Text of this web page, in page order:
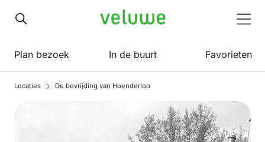
Veluwe
Plan bezoek In de buurt Favorieten
Locaties De bevrijding van Hoenderloo